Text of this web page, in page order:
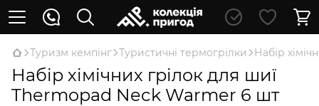
Туризм кемпінг Туристичні термогрілки Набір
Набір хімічних грілок для шиї
Thermopad Neck Warmer 6 шт